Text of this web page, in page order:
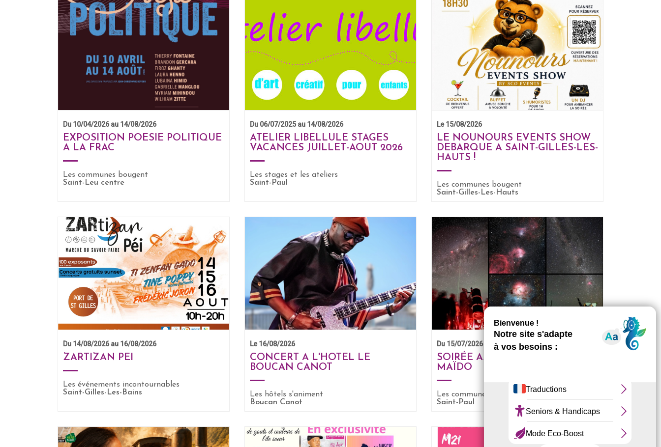
EN SAVOIR + EN SAVOIR +
Du 10/04/2026 au 14/08/2026
EXPOSITION POESIE POLITIQUE
A LA FRAC
Les communes bougent
Saint-Leu centre
EN SAVOIR +
Du 06/07/2025 au 14/08/2026
ATELIER LIBELLULE STAGES
VACANCES JUILLET-AOUT 2026
Les stages et les ateliers
Saint-Paul
EN SAVOIR +
Le 15/08/2026
LE NOUNOURS EVENTS SHOW
DEBARQUE A SAINT-GILLES-LES-
HAUTS !
Les communes bougent
Saint-Gilles-Les-Hauts
Du 14/08/2026 au 16/08/2026
ZARTIZAN PEI
Les événements incontournables
Saint-Gilles-Les-Bains
Le 16/08/2026
CONCERT A L'HOTEL LE
BOUCAN CANOT
Les hôtels s'animent
Boucan Canot
Du 15/07/2026 au 18/08/2026
SOIRÉE ASTRONOMIE AU
MAÏDO
Les communes bougent
Saint-Paul